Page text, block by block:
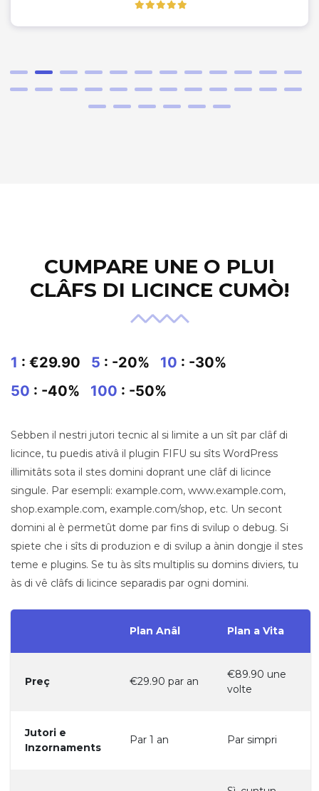
CUMPARE UNE O PLUI
CLÂFS DI LICINCE CUMÒ!
1 : €29.90 5 : -20% 10 : -30%
50 : -40% 100 : -50%
Sebben il nestri jutori tecnic al si limite a un sît par clâf di
licince, tu puedis ativâ il plugin FIFU su sîts WordPress
illimitâts sota il stes domini doprant une clâf di licince
singule. Par esempli: example.com, www.example.com,
shop.example.com, example.com/shop, etc. Un secont
domini al è permetût dome par fins di svilup o debug. Si
spiete che i sîts di produzion e di svilup a ànin dongje il stes
teme e plugins. Se tu às sîts multiplis su domins diviers, tu
às di vê clâfs di licince separadis par ogni domini.
Plan Anâl Plan a Vita
Preç €29.90 par an
€89.90 une
volte
Jutori e
Inzornaments
Par 1 an Par simpri